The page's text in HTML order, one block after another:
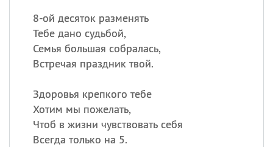
8-ой десяток разменять
Тебе дано судьбой,
Семья большая собралась,
Встречая праздник твой.
Здоровья крепкого тебе
Хотим мы пожелать,
Чтоб в жизни чувствовать себя
Всегда только на 5.